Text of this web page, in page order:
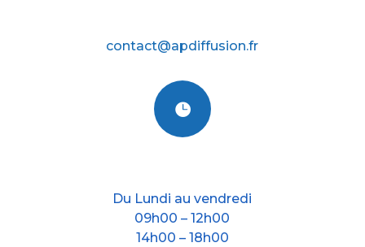
contact@apdiffusion.fr

Du Lundi au vendredi
09h00 – 12h00
14h00 – 18h00